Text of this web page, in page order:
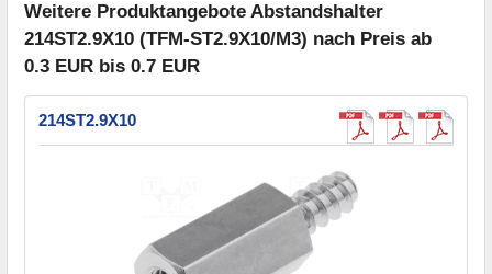
Weitere Produktangebote Abstandshalter
214ST2.9X10 (TFM-ST2.9X10/M3) nach Preis ab
0.3 EUR bis 0.7 EUR
214ST2.9X10